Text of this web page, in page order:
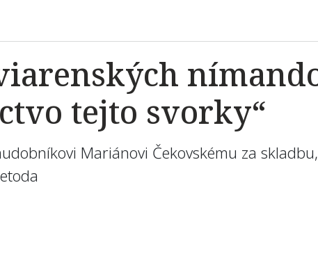
tejto svorky“
Mariánovi Čekovskému za